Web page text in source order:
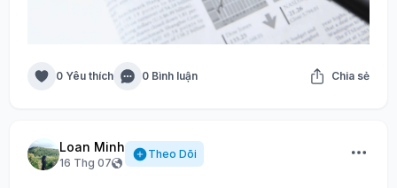
0 Yêu thích 0 Bình luận Chia sẻ
Loan Minh
16 Thg 07
Theo Dõi